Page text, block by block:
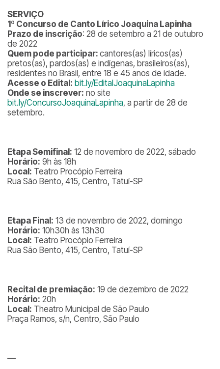
SERVIÇO
1º Concurso de Canto Lírico Joaquina Lapinha
Prazo de inscrição: 28 de setembro a 21 de outubro
de 2022
Quem pode participar: cantores(as) líricos(as)
pretos(as), pardos(as) e indígenas, brasileiros(as),
residentes no Brasil, entre 18 e 45 anos de idade.
Acesse o Edital: bit.ly/EditalJoaquinaLapinha
Onde se inscrever: no site
bit.ly/ConcursoJoaquinaLapinha, a partir de 28 de
setembro.
Etapa Semifinal: 12 de novembro de 2022, sábado
Horário: 9h às 18h
Local: Teatro Procópio Ferreira
Rua São Bento, 415, Centro, Tatuí-SP
Etapa Final: 13 de novembro de 2022, domingo
Horário: 10h30h às 13h30
Local: Teatro Procópio Ferreira
Rua São Bento, 415, Centro, Tatuí-SP
Recital de premiação: 19 de dezembro de 2022
Horário: 20h
Local: Theatro Municipal de São Paulo
Praça Ramos, s/n, Centro, São Paulo
—